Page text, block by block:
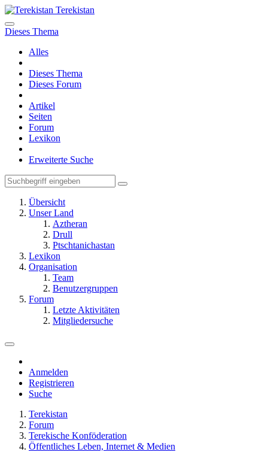
Terekistan
Dieses Thema
Alles
Dieses Thema
Dieses Forum
Artikel
Seiten
Forum
Lexikon
Erweiterte Suche
Übersicht
Unser Land
Aztheran
Drull
Ptschtanichastan
Lexikon
Organisation
Team
Benutzergruppen
Forum
Letzte Aktivitäten
Mitgliedersuche
Anmelden
Registrieren
Suche
Terekistan
Forum
Terekische Konföderation
Öffentliches Leben, Internet & Medien